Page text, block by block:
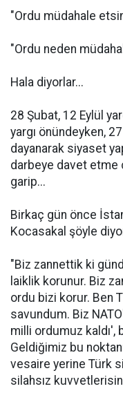
"Ordu müdahale
"Ordu neden
Hala diyorlar...
28 Şubat, 12 Eylül
yargı önündeyken,
dayanarak siyaset
darbeye davet etme
garip...
Birkaç gün önce
Kocasakal şöyle
"Biz zannettik ki
laiklik korunur. Biz
ordu bizi korur. Ben
savundum. Biz
milli ordumuz
Geldiğimiz bu
vesaire yerine Türk
silahsız